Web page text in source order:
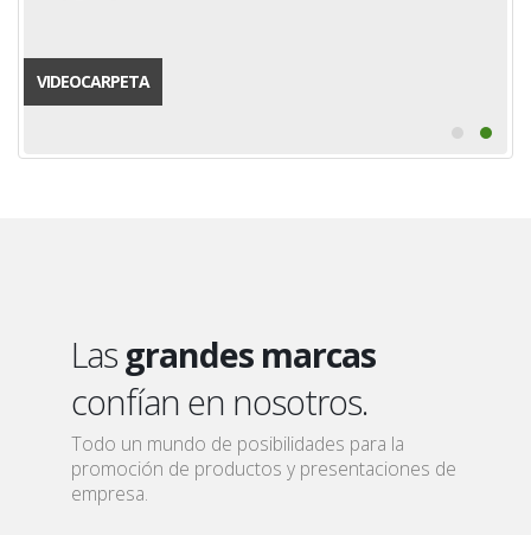
VIDEOCARPETA
Las grandes marcas
confían en nosotros.
Todo un mundo de posibilidades para la
promoción de productos y presentaciones de
empresa.